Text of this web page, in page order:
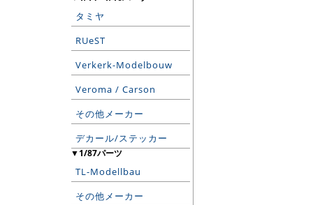
タミヤ
RUeST
Verkerk-Modelbouw
Veroma / Carson
その他メーカー
デカール/ステッカー
▼1/87パーツ
TL-Modellbau
その他メーカー